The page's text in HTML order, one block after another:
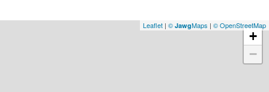
+
−
Leaflet | © JawgMaps | © OpenStreetMap